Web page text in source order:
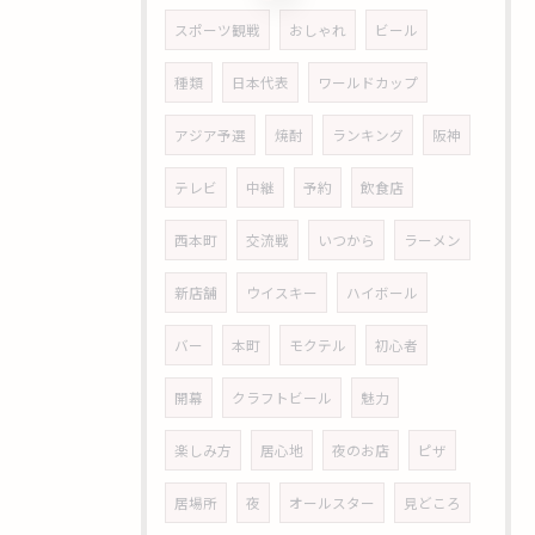
スポーツ観戦 おしゃれ ビール
種類 日本代表 ワールドカップ
アジア予選 焼酎 ランキング 阪神
テレビ 中継 予約 飲食店
西本町 交流戦 いつから ラーメン
新店舗 ウイスキー ハイボール
バー 本町 モクテル 初心者
開幕 クラフトビール 魅力
楽しみ方 居心地 夜のお店 ピザ
居場所 夜 オールスター 見どころ